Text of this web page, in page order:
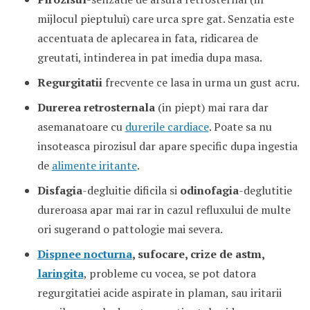
mijlocul pieptului) care urca spre gat. Senzatia este
accentuata de aplecarea in fata, ridicarea de
greutati, intinderea in pat imedia dupa masa.
Regurgitatiifrecvente ce lasa in urma un gust acru.
Durerea retrosternala(in piept) mai rara dar
asemanatoare cu durerile cardiace. Poate sa nu
insoteasca pirozisul dar apare specific dupa ingestia
de alimente iritante.
Disfagia-degluitie dificila si odinofagia-deglutitie
dureroasa apar mai rar in cazul refluxului de multe
ori sugerand o pattologie mai severa.
Dispnee nocturna, sufocare, crize de astm,
laringita, probleme cu vocea, se pot datora
regurgitatiei acide aspirate in plaman, sau iritarii